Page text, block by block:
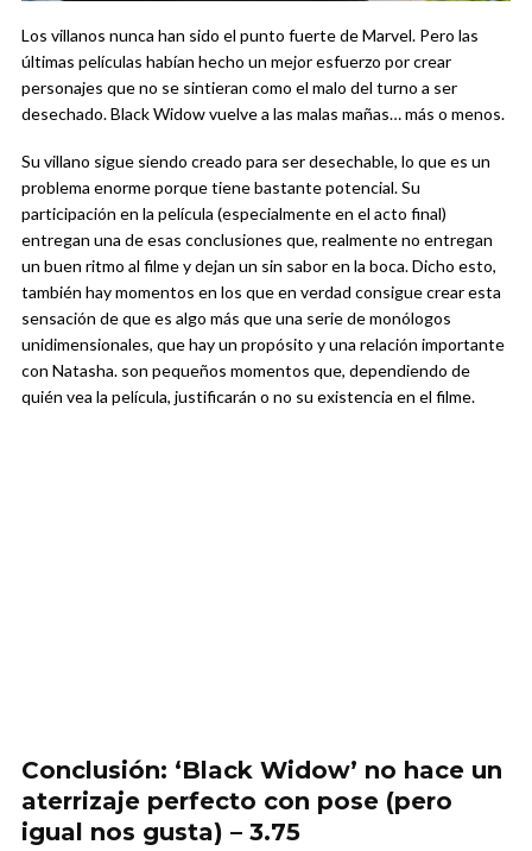
Los villanos nunca han sido el punto fuerte de Marvel. Pero las
últimas películas habían hecho un mejor esfuerzo por crear
personajes que no se sintieran como el malo del turno a ser
desechado. Black Widow vuelve a las malas mañas… más o menos.
Su villano sigue siendo creado para ser desechable, lo que es un
problema enorme porque tiene bastante potencial. Su
participación en la película (especialmente en el acto final)
entregan una de esas conclusiones que, realmente no entregan
un buen ritmo al filme y dejan un sin sabor en la boca. Dicho esto,
también hay momentos en los que en verdad consigue crear esta
sensación de que es algo más que una serie de monólogos
unidimensionales, que hay un propósito y una relación importante
con Natasha. son pequeños momentos que, dependiendo de
quién vea la película, justificarán o no su existencia en el filme.
Conclusión: ‘Black Widow’ no hace un
aterrizaje perfecto con pose (pero
igual nos gusta) – 3.75